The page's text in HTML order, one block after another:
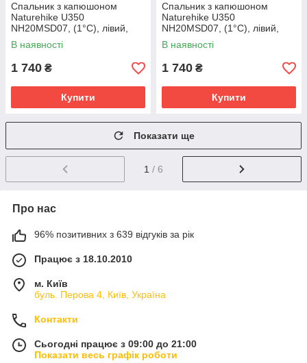
Спальник з капюшоном
Naturehike U350
NH20MSD07, (1°C), лівий,
коричневий
В наявності
1 740 ₴
Купити
Спальник з капюшоном
Naturehike U350
NH20MSD07, (1°C), лівий,
зелений
В наявності
1 740 ₴
Купити
Показати ще
1 / 6
Про нас
96% позитивних з 639 відгуків за рік
Працює з 18.10.2010
м. Київ
буль. Перова 4, Київ, Україна
Контакти
Сьогодні працює з 09:00 до 21:00
Показати весь графік роботи